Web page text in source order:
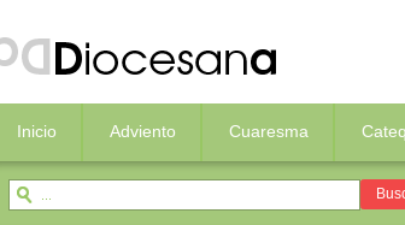
Inicio Adviento Cuaresma